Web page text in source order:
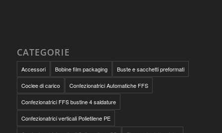
CATEGORIE
Accessori Bobine film packaging Buste e sacchetti preformati
Coclee di carico Confezionatrici Automatiche FFS
Confezionatrici FFS bustine 4 saldature
Confezionatrici verticali Polietilene PE